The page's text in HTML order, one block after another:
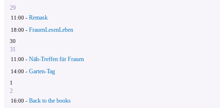
29
11:00 - Remask
18:00 - FrauenLesenLeben
30
31
11:00 - Näh-Treffen für Frauen
14:00 - Garten-Tag
1
2
16:00 - Back to the books